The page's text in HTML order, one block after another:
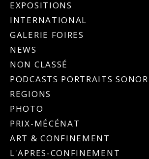
EXPOSITIONS
INTERNATIONAL
GALERIE FOIRES
NEWS
NON CLASSÉ
PODCASTS PORTRAITS
REGIONS
PHOTO
PRIX-MÉCÉNAT
ART & CONFINEMENT
L'APRES-CONFINEMENT